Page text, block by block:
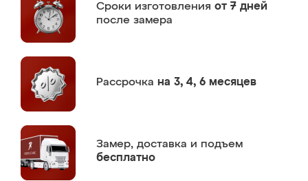
Сроки изготовления от 7 дней
после замера
Рассрочка на 3, 4, 6 месяцев
Замер, доставка и подъем
бесплатно